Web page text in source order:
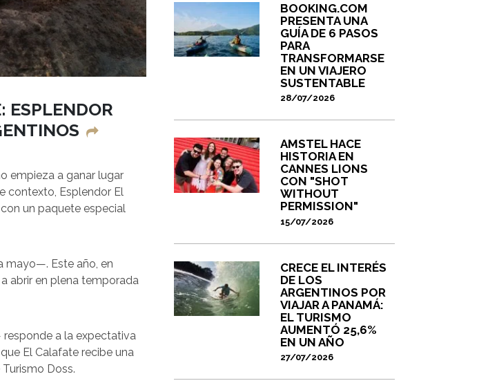
ESPLENDOR
empieza a ganar lugar
contexto, Esplendor El
un paquete especial
mayo—. Este año, en
abrir en plena temporada
a la expectativa
El Calafate recibe una
Doss.
BOOKING.COM
PRESENTA UNA
GUÍA DE 6 PASOS
PARA
TRANSFORMARSE
EN UN VIAJERO
SUSTENTABLE
28/07/2026
AMSTEL HACE
HISTORIA EN
CANNES LIONS
CON "SHOT
WITHOUT
PERMISSION"
15/07/2026
CRECE EL INTERÉS
DE LOS
ARGENTINOS POR
VIAJAR A PANAMÁ:
EL TURISMO
AUMENTÓ 25,6%
EN UN AÑO
27/07/2026